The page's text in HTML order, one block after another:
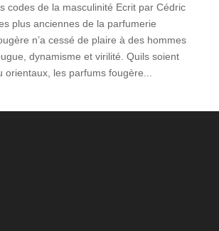
codes de la masculinité Ecrit par Cédric
plus anciennes de la parfumerie
n’a cessé de plaire à des hommes
dynamisme et virilité. Quils soient
orientaux, les parfums fougère...